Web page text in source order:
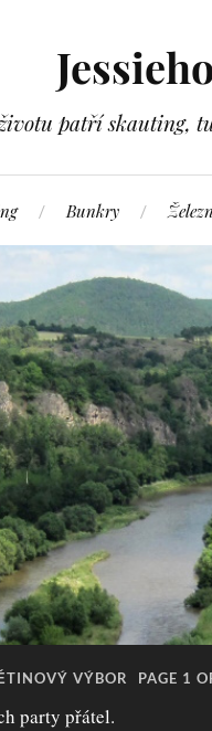
patří skauting,
Bunkry
VÝBOR PAGE 1
party přátel.